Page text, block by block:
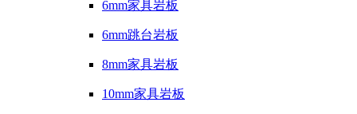
6mm家具岩板
6mm跳台岩板
8mm家具岩板
10mm家具岩板